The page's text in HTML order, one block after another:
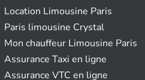
Location Limousine Paris
Paris limousine Crystal
Mon chauffeur Limousine Paris
Assurance Taxi en ligne
Assurance VTC en ligne